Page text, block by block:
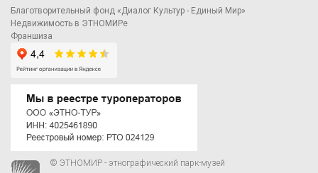
Благотворительный фонд «Диалог Культур - Единый Мир»
Недвижимость в ЭТНОМИРе
Франшиза
© ЭТНОМИР - этнографический парк-музей